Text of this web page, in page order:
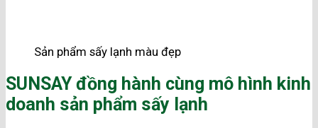
Sản phẩm sấy lạnh màu đẹp
SUNSAY đồng hành cùng mô hình kinh
doanh sản phẩm sấy lạnh